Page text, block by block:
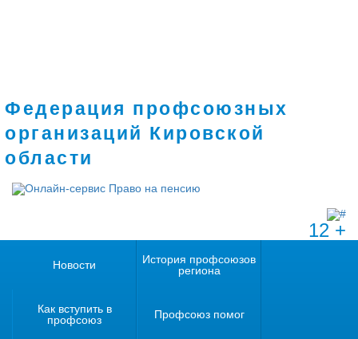
Федерация профсоюзных
организаций Кировской
области
12 +
Новости
История профсоюзов
региона
Как вступить в
профсоюз
Профсоюз помог